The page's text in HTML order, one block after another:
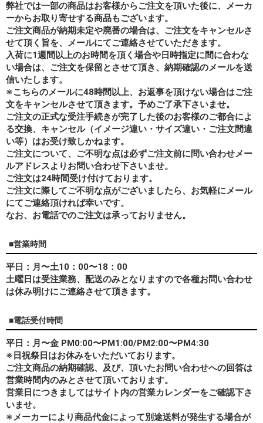
弊社では一部の商品はお客様からご注文を頂いた後に、メーカ
ーからお取り寄せする商品もございます。
ご注文商品が納期未定や廃番の場合は、ご注文をキャンセルさ
せて頂く旨を、メールにてご連絡させていただきます。
入荷に1週間以上のお時間を頂く場合や日時指定に間に合わな
い場合は、ご注文を保留とさせて頂き、納期確認のメールを送
信いたします。
※こちらのメールに48時間以上、お返事を頂けない場合はご注
文をキャンセルさせて頂きます。予めご了承下さいませ。
ご注文の正式な受注手続きが完了した後のお客様のご都合によ
る交換、キャンセル（イメージ違い・サイズ違い・ご注文間違
い等）はお受け致しかねます。
ご注文について、ご不明な点は必ずご注文前に問い合わせメー
ルアドレスよりお問い合わせ下さいませ。
ご注文は24時間受け付けております。
ご注文に際してご不明な点がございましたら、お気軽にメール
にてご連絡頂ければ幸いです。
なお、 お電話でのご注文は承っておりません。
■営業時間
平日：月〜土10：00〜18：00
土曜日は受注業務、配送のみとなりますので各種お問い合わせ
は休み明けにご連絡させて頂きます。
■電話受付時間
平日：月〜金 PM0:00〜PM1:00/PM2:00〜PM4:30
※日祝祭日はお休みをいただいております。
ご注文商品の納期確認、及び、頂いたお問い合わせへの回答は
営業時間内のみとさせて頂いております。
営業日につきましてはサイト内の営業カレンダーをご確認下さ
いませ。
※メーカーにより商品代金によって別途送料が発生する場合が